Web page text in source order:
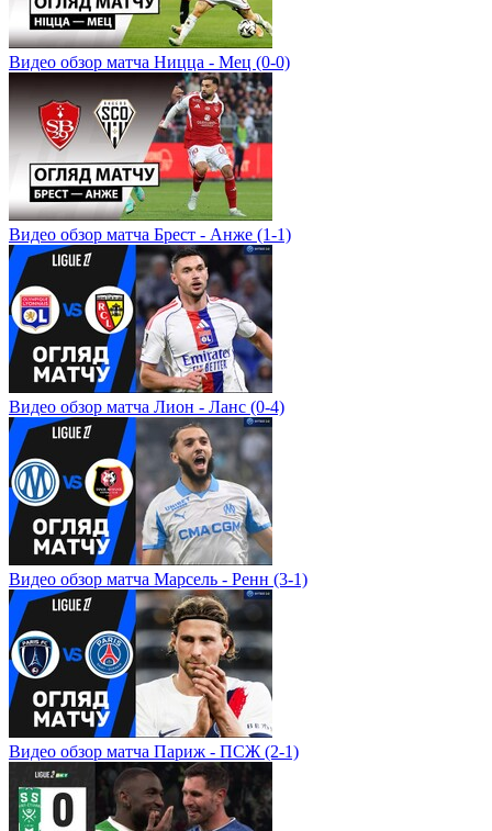
Видео обзор матча Ницца - Мец (0-0)
Видео обзор матча Брест - Анже (1-1)
Видео обзор матча Лион - Ланс (0-4)
Видео обзор матча Марсель - Ренн (3-1)
Видео обзор матча Париж - ПСЖ (2-1)